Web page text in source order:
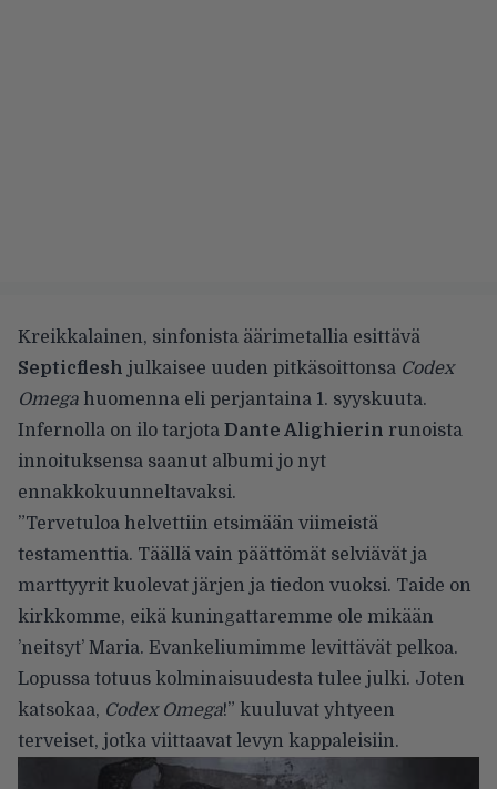
Kreikkalainen, sinfonista äärimetallia esittävä
Septicflesh julkaisee uuden pitkäsoittonsa Codex
Omega huomenna eli perjantaina 1. syyskuuta.
Infernolla on ilo tarjota Dante Alighierin runoista
innoituksensa saanut albumi jo nyt
ennakkokuunneltavaksi.
”Tervetuloa helvettiin etsimään viimeistä
testamenttia. Täällä vain päättömät selviävät ja
marttyyrit kuolevat järjen ja tiedon vuoksi. Taide on
kirkkomme, eikä kuningattaremme ole mikään
’neitsyt’ Maria. Evankeliumimme levittävät pelkoa.
Lopussa totuus kolminaisuudesta tulee julki. Joten
katsokaa, Codex Omega!” kuuluvat yhtyeen
terveiset, jotka viittaavat levyn kappaleisiin.